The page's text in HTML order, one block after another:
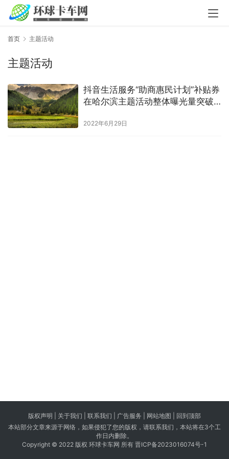
首页 主题活动
主题活动
抖音生活服务“助商惠民计划”补贴券
在哈尔滨主题活动整体曝光量突破1
2022年6月29日
版权声明 | 关于我们 联系我们 | 广告服务 | 网站地图 | 回到顶部
本站部分文章来源于网络，如果侵犯了您的版权，请联系我们，本站将在3个工
作日内删除。
Copyright © 2022 版权 环球卡车网 所有 晋ICP备2023016074号-1